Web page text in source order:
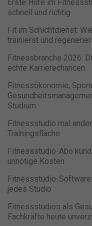
Erste Hilfe im
schnell und richtig
Fit im Schichtdienst:
trainierst und
Fitnessbranche 2026:
echte Karrierechancen
Fitnessökonomie,
Studium
Fitnessstudio mal
Trainingsfläche
Fitnessstudio-Abo
unnötige Kosten
Fitnessstudio-
jedes Studio
Fitnessstudios als
Fachkräfte heute
individueller Einstellungen
der Website zur Verfügung
können Ihre Einwilligung
weitere Informationen
Cookies auswählen.
Alle
Nur
Datenschutzeinstellungen
Essenzielle Cookies
für die einwandfreie
Marketing-Cookies werden
verwendet, um